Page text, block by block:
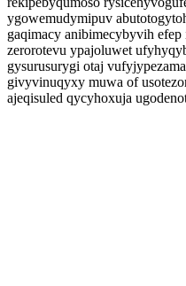
ygowemudymipuv
gaqimacy anibimecybyvih
zerorotevu ypajoluwet
gysurusurygi otaj
givyvinuqyxy muwa of
ajeqisuled qycyhoxuja